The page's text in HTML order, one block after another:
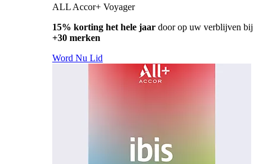
ALL Accor+ Voyager
15% korting het hele jaar door op uw verblijven bij
+30 merken
Word Nu Lid